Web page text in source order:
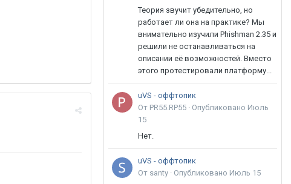
Теория звучит убедительно, но
работает ли она на практике? Мы
внимательно изучили Phishman 2.35 и
решили не останавливаться на
описании её возможностей. Вместо
этого протестировали платформу...
uVS - оффтопик
От PR55.RP55 · Опубликовано Июль
15
Нет.
uVS - оффтопик
От santy · Опубликовано Июль 15